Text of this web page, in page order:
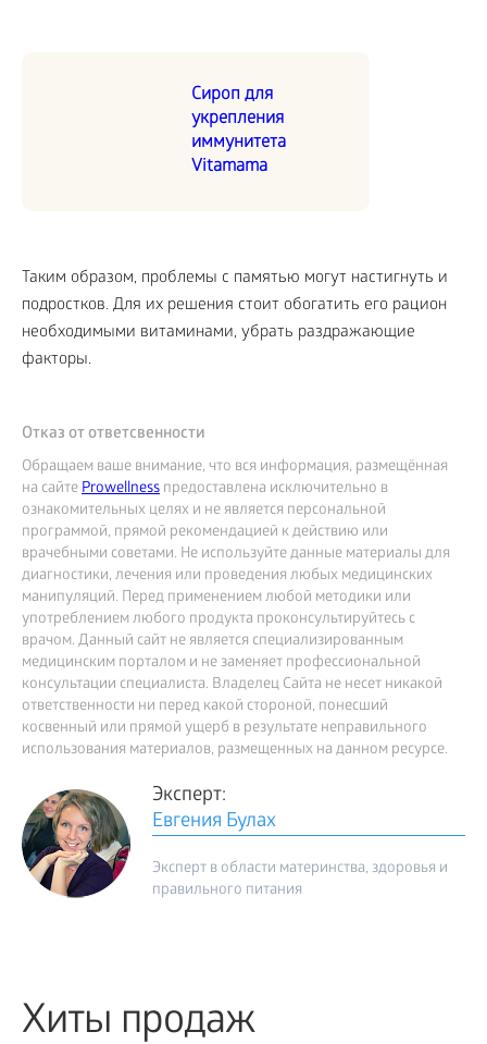
Сироп для
укрепления
иммунитета
Vitamama
Таким образом, проблемы с памятью могут настигнуть и
подростков. Для их решения стоит обогатить его рацион
необходимыми витаминами, убрать раздражающие
факторы.
Отказ от ответсвенности
Обращаем ваше внимание, что вся информация, размещённая
на сайтеProwellness предоставлена исключительно в
ознакомительных целях и не является персональной
программой, прямой рекомендацией к действию или
врачебными советами. Не используйте данные материалы для
диагностики, лечения или проведения любых медицинских
манипуляций. Перед применением любой методики или
употреблением любого продукта проконсультируйтесь с
врачом. Данный сайт не является специализированным
медицинским порталом и не заменяет профессиональной
консультации специалиста. Владелец Сайта не несет никакой
ответственности ни перед какой стороной, понесший
косвенный или прямой ущерб в результате неправильного
использования материалов, размещенных на данном ресурсе.
Эксперт:
Евгения Булах
Эксперт в области материнства, здоровья и
правильного питания
Хиты продаж